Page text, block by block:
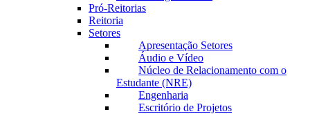
Pró-Reitorias
Reitoria
Setores
Apresentação Setores
Áudio e Vídeo
Núcleo de Relacionamento com o
Estudante (NRE)
Engenharia
Escritório de Projetos